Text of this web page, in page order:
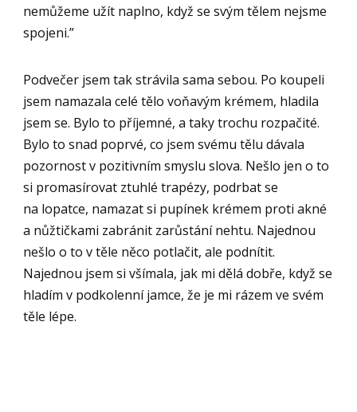
nemůžeme užít naplno, když se svým tělem nejsme
spojeni.”
Podvečer jsem tak strávila sama sebou. Po koupeli
jsem namazala celé tělo voňavým krémem, hladila
jsem se. Bylo to příjemné, a taky trochu rozpačité.
Bylo to snad poprvé, co jsem svému tělu dávala
pozornost v pozitivním smyslu slova. Nešlo jen o to
si promasírovat ztuhlé trapézy, podrbat se
na lopatce, namazat si pupínek krémem proti akné
a nůžtičkami zabránit zarůstání nehtu. Najednou
nešlo o to v těle něco potlačit, ale podnítit.
Najednou jsem si všímala, jak mi dělá dobře, když se
hladím v podkolenní jamce, že je mi rázem ve svém
těle lépe.